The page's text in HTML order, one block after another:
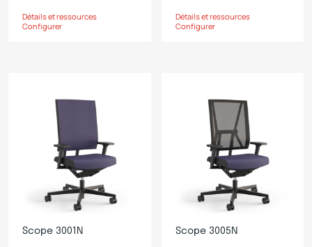
Détails et ressources
Configurer
Détails et ressources
Configurer
Scope 3001N Scope 3005N